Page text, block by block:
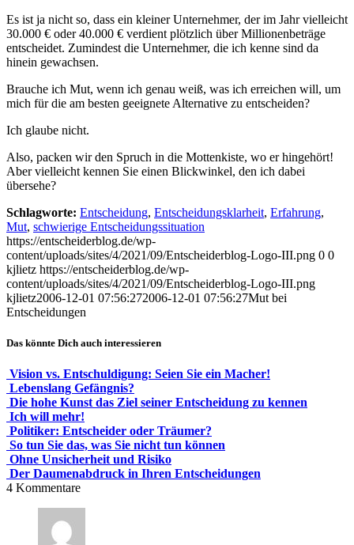
Es ist ja nicht so, dass ein kleiner Unternehmer, der im Jahr vielleicht
30.000 € oder 40.000 € verdient plötzlich über Millionenbeträge
entscheidet. Zumindest die Unternehmer, die ich kenne sind da
hinein gewachsen.
Brauche ich Mut, wenn ich genau weiß, was ich erreichen will, um
mich für die am besten geeignete Alternative zu entscheiden?
Ich glaube nicht.
Also, packen wir den Spruch in die Mottenkiste, wo er hingehört!
Aber vielleicht kennen Sie einen Blickwinkel, den ich dabei
übersehe?
Schlagworte: Entscheidung, Entscheidungsklarheit, Erfahrung,
Mut, schwierige Entscheidungssituation
https://entscheiderblog.de/wp-
content/uploads/sites/4/2021/09/Entscheiderblog-Logo-III.png 0 0
kjlietz https://entscheiderblog.de/wp-
content/uploads/sites/4/2021/09/Entscheiderblog-Logo-III.png
kjlietz2006-12-01 07:56:272006-12-01 07:56:27Mut bei
Entscheidungen
Das könnte Dich auch interessieren
Vision vs. Entschuldigung: Seien Sie ein Macher!
Lebenslang Gefängnis?
Die hohe Kunst das Ziel seiner Entscheidung zu kennen
Ich will mehr!
Politiker: Entscheider oder Träumer?
So tun Sie das, was Sie nicht tun können
Ohne Unsicherheit und Risiko
Der Daumenabdruck in Ihren Entscheidungen
4 Kommentare